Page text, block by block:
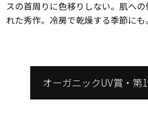
スの首周りに色移りしない。肌へ
れた秀作。冷房で乾燥する季節にも。
オーガニックUV賞・第